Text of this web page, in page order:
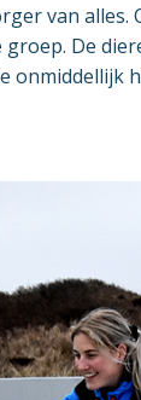
van alles.
De